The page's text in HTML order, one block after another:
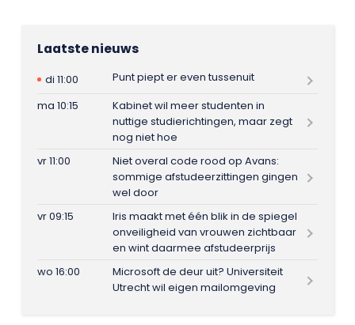
Laatste nieuws
di 11:00
Punt piept er even tussenuit
ma 10:15
Kabinet wil meer studenten in
nuttige studierichtingen, maar zegt
nog niet hoe
vr 11:00
Niet overal code rood op Avans:
sommige afstudeerzittingen gingen
wel door
vr 09:15
Iris maakt met één blik in de spiegel
onveiligheid van vrouwen zichtbaar
en wint daarmee afstudeerprijs
wo 16:00
Microsoft de deur uit? Universiteit
Utrecht wil eigen mailomgeving